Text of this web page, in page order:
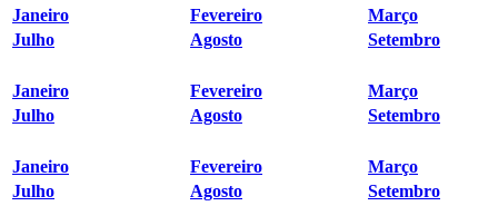
Janeiro Fevereiro
Março
Julho
Agosto Setembro
Janeiro Fevereiro
Março
Julho
Agosto Setembro
Janeiro Fevereiro
Março
Julho
Agosto Setembro